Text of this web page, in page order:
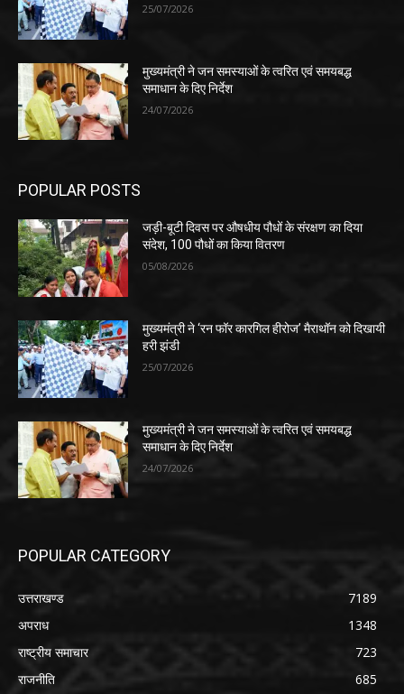
25/07/2026
मुख्यमंत्री ने जन समस्याओं के त्वरित एवं समयबद्ध
समाधान के दिए निर्देश
24/07/2026
POPULAR POSTS
जड़ी-बूटी दिवस पर औषधीय पौधों के संरक्षण का दिया
संदेश, 100 पौधों का किया वितरण
05/08/2026
मुख्यमंत्री ने ‘रन फॉर कारगिल हीरोज’ मैराथॉन को दिखायी
हरी झंडी
25/07/2026
मुख्यमंत्री ने जन समस्याओं के त्वरित एवं समयबद्ध
समाधान के दिए निर्देश
24/07/2026
POPULAR CATEGORY
उत्तराखण्ड
7189
अपराध
1348
राष्ट्रीय समाचार
723
राजनीति
685